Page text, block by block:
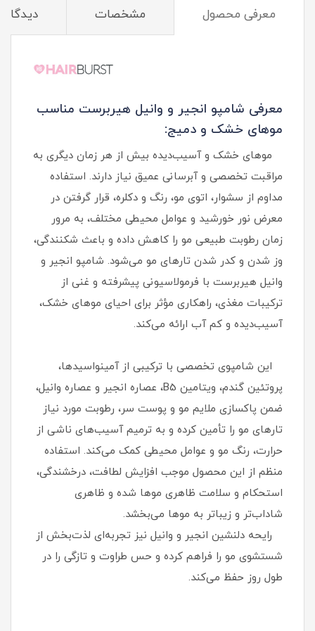
معرفی محصول مشخصات
معرفی شامپو انجیر و وانیل هیربرست مناسب
موهای خشک و دمیج:
موهای خشک و آسیب‌دیده بیش از هر زمان دیگری به
مراقبت تخصصی و آبرسانی عمیق نیاز دارند. استفاده
مداوم از سشوار، اتوی مو، رنگ و دکلره، قرار گرفتن در
معرض نور خورشید و عوامل محیطی مختلف، به مرور
زمان رطوبت طبیعی مو را کاهش داده و باعث شکنندگی،
وز شدن و کدر شدن تارهای مو می‌شود. شامپو انجیر و
وانیل هیربرست با فرمولاسیونی پیشرفته و غنی از
ترکیبات مغذی، راهکاری مؤثر برای احیای موهای خشک،
آسیب‌دیده و کم‌ آب ارائه می‌کند.
این شامپوی تخصصی با ترکیبی از آمینواسیدها،
پروتئین گندم، ویتامین B5، عصاره انجیر و عصاره وانیل،
ضمن پاکسازی ملایم مو و پوست سر، رطوبت مورد نیاز
تارهای مو را تأمین کرده و به ترمیم آسیب‌های ناشی از
حرارت، رنگ مو و عوامل محیطی کمک می‌کند. استفاده
منظم از این محصول موجب افزایش لطافت، درخشندگی،
استحکام و سلامت ظاهری موها شده و ظاهری
شاداب‌تر و زیباتر به موها می‌بخشد.
رایحه دلنشین انجیر و وانیل نیز تجربه‌ای لذت‌بخش از
شستشوی مو را فراهم کرده و حس طراوت و تازگی را در
طول روز حفظ می‌کند.